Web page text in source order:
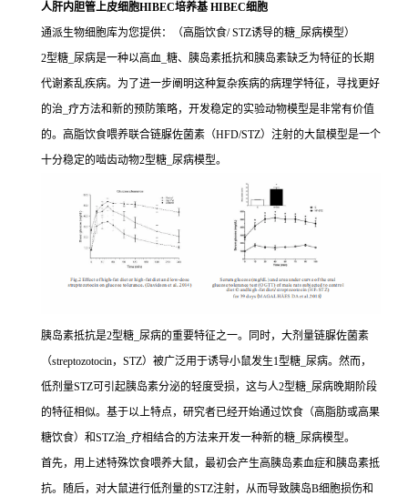
人肝内胆管上皮细胞HIBEC培养基 HIBEC细胞
通派生物细胞库为您提供：（高脂饮食/ STZ诱导的糖_尿病模型）
2型糖_尿病是一种以高血_糖、胰岛素抵抗和胰岛素缺乏为特征的长期
代谢紊乱疾病。为了进一步阐明这种复杂疾病的病理学特征，寻找更好
的治_疗方法和新的预防策略，开发稳定的实验动物模型是非常有价值
的。高脂饮食喂养联合链脲佐菌素（HFD/STZ）注射的大鼠模型是一个
十分稳定的啮齿动物2型糖_尿病模型。
胰岛素抵抗是2型糖_尿病的重要特征之一。同时，大剂量链脲佐菌素
（streptozotocin，STZ）被广泛用于诱导小鼠发生1型糖_尿病。然而，
低剂量STZ可引起胰岛素分泌的轻度受损，这与人2型糖_尿病晚期阶段
的特征相似。基于以上特点，研究者已经开始通过饮食（高脂肪或高果
糖饮食）和STZ治_疗相结合的方法来开发一种新的糖_尿病模型。
首先，用上述特殊饮食喂养大鼠，最初会产生高胰岛素血症和胰岛素抵
抗。随后，对大鼠进行低剂量的STZ注射，从而导致胰岛B细胞损伤和